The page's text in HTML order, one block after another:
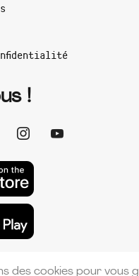
!
des cookies pour vous